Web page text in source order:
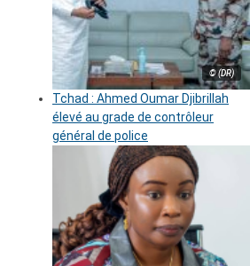
© (DR)
Tchad : Ahmed Oumar Djibrillah
élevé au grade de contrôleur
général de police